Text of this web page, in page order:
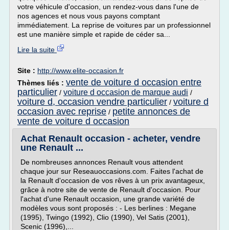
votre véhicule d'occasion, un rendez-vous dans l'une de
nos agences et nous vous payons comptant
immédiatement. La reprise de voitures par un professionnel
est une manière simple et rapide de céder sa...
Lire la suite
Site : http://www.elite-occasion.fr
Thèmes liés : vente de voiture d occasion entre
particulier / voiture d occasion de marque audi /
voiture d, occasion vendre particulier / voiture d
occasion avec reprise / petite annonces de
vente de voiture d occasion
Achat Renault occasion - acheter, vendre
une Renault ...
De nombreuses annonces Renault vous attendent
chaque jour sur Reseauoccasions.com. Faites l'achat de
la Renault d'occasion de vos rêves à un prix avantageux,
grâce à notre site de vente de Renault d'occasion. Pour
l'achat d'une Renault occasion, une grande variété de
modèles vous sont proposés : - Les berlines : Megane
(1995), Twingo (1992), Clio (1990), Vel Satis (2001),
Scenic (1996),...